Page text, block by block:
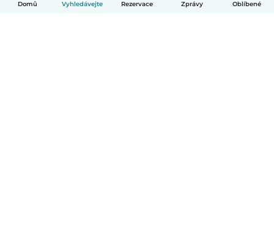
Domů Vyhledávejte Rezervace Zprávy Oblíbené